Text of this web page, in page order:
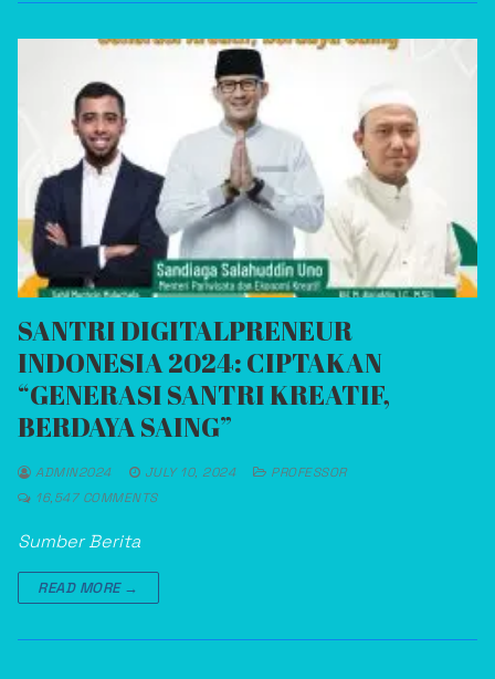
SANTRI DIGITALPRENEUR
INDONESIA 2024: CIPTAKAN
“GENERASI SANTRI KREATIF,
BERDAYA SAING”
ADMIN2024 JULY 10, 2024
PROFESSOR
16,547 COMMENTS
Sumber Berita
READ MORE →